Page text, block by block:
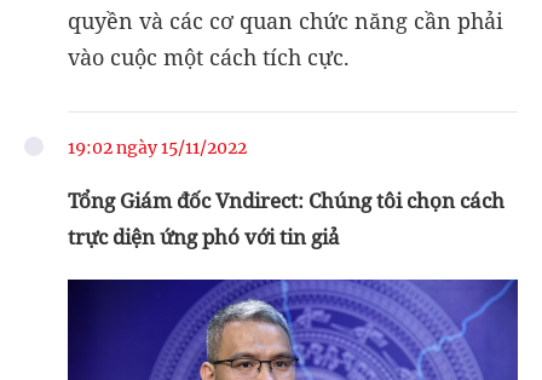
quyền và các cơ quan chức năng cần phải
vào cuộc một cách tích cực.
19:02 ngày 15/11/2022
Tổng Giám đốc Vndirect: Chúng tôi chọn cách
trực diện ứng phó với tin giả